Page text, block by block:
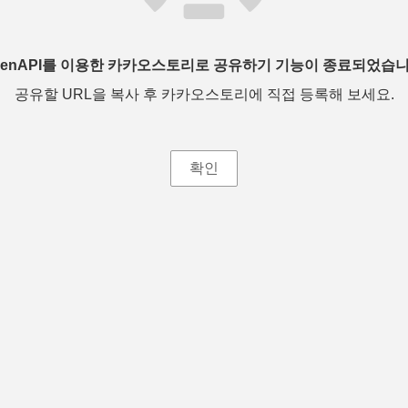
를 이용한 카카오스토리로 공유하기 기능이 종료되었습
공유할 URL을 복사 후 카카오스토리에 직접 등록해 보세요.
확인